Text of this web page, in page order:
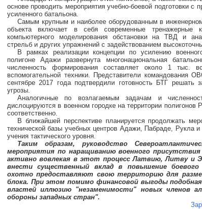
основе проводить мероприятия учебно-боевой подготовки с
усиленного батальона.
Самым крупным и наиболее оборудованным в
объекта включает в себя современные тренажерные
компьютерного моделирования обстановки на ТВД и
стрельб и других упражнений с задействованием
В рамках реализации концепции по усилению
полигоне Адажи развернута многонациональная
численность формирования составляет около 1 тыс.
вспомогательной техники. Представители командования
сентябре 2017 года подтвердили готовность БТГ
угрозы.
Аналогичные по возлагаемым задачам и
дислоцируются в военном городке на территории
соответственно.
В ближайшей перспективе планируется продолжать
технической базы учебных центров Адажи, Пабраде, Рукла и
учения тактического уровня.
Таким образам, руководство
мероприятия по наращиванию военного присутствия
активно вовлекая в этот процесс Латвию, Литву и
внести существенный вклад в повышение
охотно предоставляют свою территорию для
блока. При этом помимо финансовой выгоды
властей иллюзию "незаменимости" новых членов
обороны западных стран".